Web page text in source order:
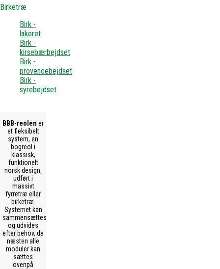
Birketræ
Birk -
lakeret
Birk -
kirsebærbejdset
Birk -
provencebejdset
Birk -
syrebejdset
BBB-reolen er
et fleksibelt
system, en
bogreol i
klassisk,
funktionelt
norsk design,
udført i
massivt
fyrretræ eller
birketræ.
Systemet kan
sammensættes
og udvides
efter behov, da
næsten alle
moduler kan
sættes
ovenpå